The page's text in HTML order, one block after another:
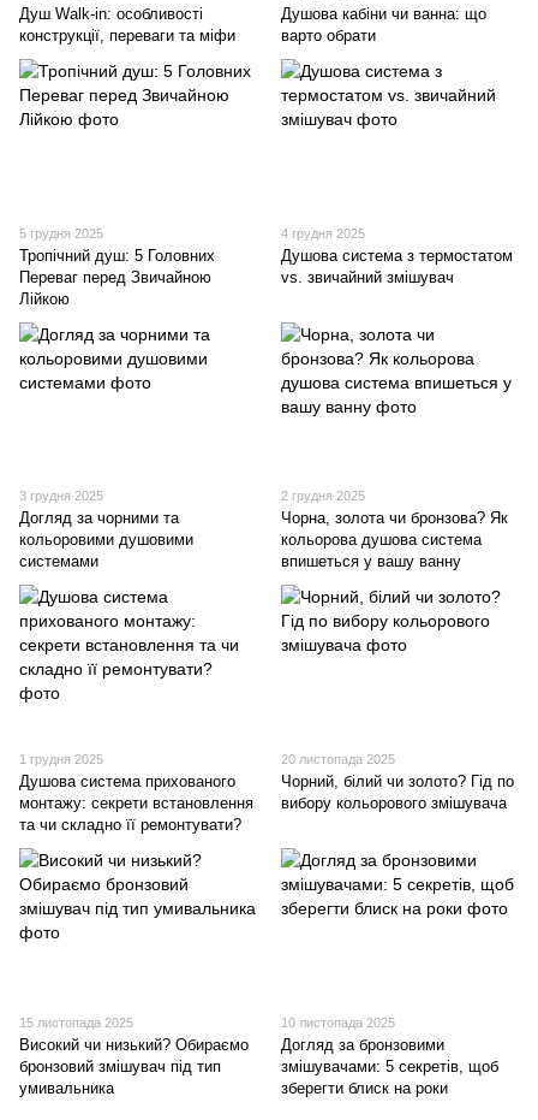
Душ Walk-in: особливості
конструкції, переваги та міфи
Душова кабіни чи ванна: що
варто обрати
5 грудня 2025
Тропічний душ: 5 Головних
Переваг перед Звичайною
Лійкою
4 грудня 2025
Душова система з термостатом
vs. звичайний змішувач
3 грудня 2025
Догляд за чорними та
кольоровими душовими
системами
2 грудня 2025
Чорна, золота чи бронзова? Як
кольорова душова система
впишеться у вашу ванну
1 грудня 2025
Душова система прихованого
монтажу: секрети встановлення
та чи складно її ремонтувати?
20 листопада 2025
Чорний, білий чи золото? Гід по
вибору кольорового змішувача
15 листопада 2025
Високий чи низький? Обираємо
бронзовий змішувач під тип
умивальника
10 листопада 2025
Догляд за бронзовими
змішувачами: 5 секретів, щоб
зберегти блиск на роки